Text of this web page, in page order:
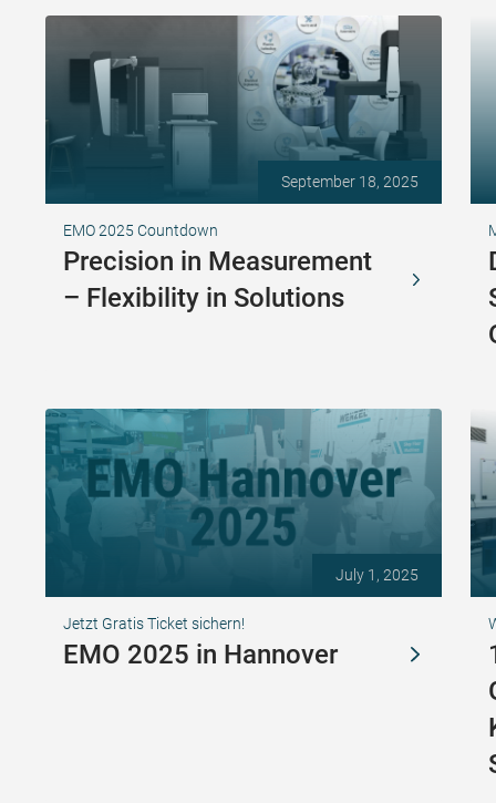
September 18, 2025
EMO 2025 Countdown
Precision in Measurement
– Flexibility in Solutions
July 1, 2025
Jetzt Gratis Ticket sichern!
EMO 2025 in Hannover